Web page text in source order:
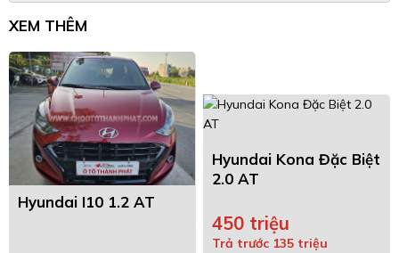
XEM THÊM
Hyundai I10 1.2 AT
Hyundai Kona Đặc Biệt
2.0 AT
450 triệu
Trả trước 135 triệu